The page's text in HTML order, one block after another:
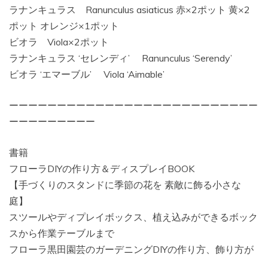
ラナンキュラス Ranunculus asiaticus 赤×2ポット 黄×2
ポット オレンジ×1ポット
ビオラ Viola×2ポット
ラナンキュラス ‘セレンディ’ Ranunculus ‘Serendy’
ビオラ ‘エマーブル’ Viola ‘Aimable’
ーーーーーーーーーーーーーーーーーーーーーーーーーー
ーーーーーーーーー
書籍
フローラDIYの作り方＆ディスプレイBOOK
【手づくりのスタンドに季節の花を 素敵に飾る小さな
庭】
スツールやディプレイボックス、植え込みができるボック
スから作業テーブルまで
フローラ黒田園芸のガーデニングDIYの作り方、飾り方が